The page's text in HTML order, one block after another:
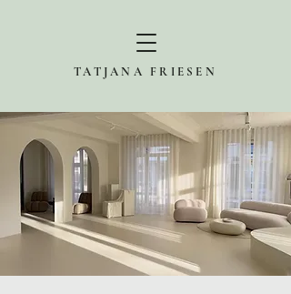
TATJANA FRIESEN